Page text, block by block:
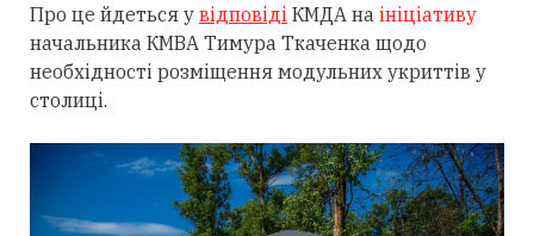
Про це йдеться у відповіді КМДА на ініціативу
начальника КМВА Тимура Ткаченка щодо
необхідності розміщення модульних укриттів у
столиці.